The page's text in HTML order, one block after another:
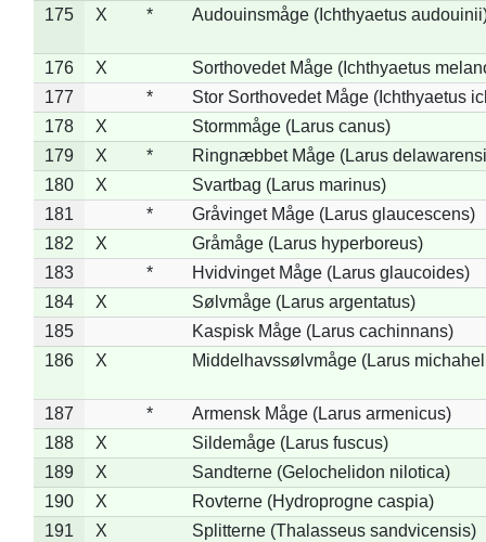
175
X * Audouinsmåge (Ichthyaetus
176 X
Sorthovedet Måge (Ichthyaetus
177
*
Stor Sorthovedet Måge (Ichthyaetus
178
X
Stormmåge (Larus canus)
179
X *
Ringnæbbet Måge (Larus
180
X
Svartbag (Larus marinus)
181
*
Gråvinget Måge (Larus glaucescens)
182
X
Gråmåge (Larus hyperboreus)
183
*
Hvidvinget Måge (Larus glaucoides)
184
X
Sølvmåge (Larus argentatus)
185
Kaspisk Måge (Larus cachinnans)
186
X Middelhavssølvmåge (Larus
187 *
Armensk Måge (Larus armenicus)
188
X
Sildemåge (Larus fuscus)
189
X
Sandterne (Gelochelidon nilotica)
190
X
Rovterne (Hydroprogne caspia)
191
X
Splitterne (Thalasseus sandvicensis)